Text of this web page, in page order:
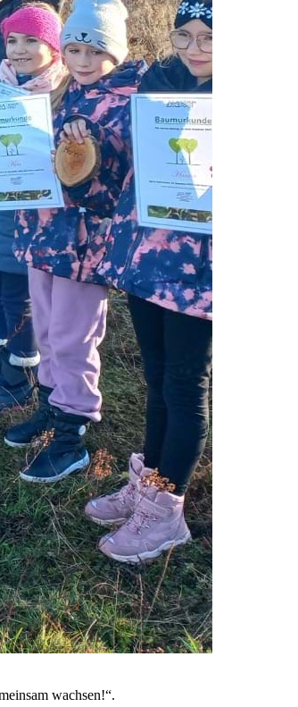
wachsen!“.